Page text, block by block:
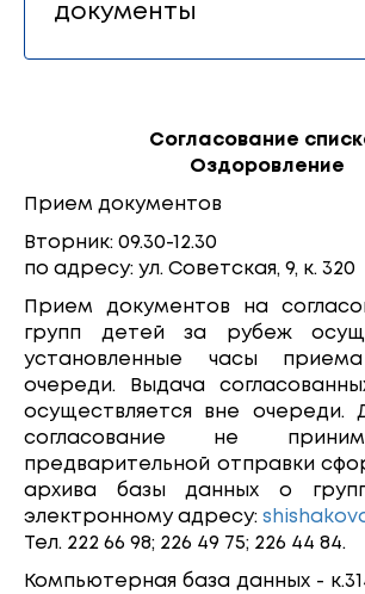
документы
Согласование
Оздоровление
Прием документов
Вторник: 09.30-12.30
по адресу: ул. Советская, 9, к. 320
Прием документов на
групп детей за рубеж
установленные часы
очереди. Выдача
осуществляется вне очереди.
согласование не
предварительной отправки
архива базы данных о
электронному адресу:
Тел. 222 66 98; 226 49 75; 226 44 84.
Компьютерная база данных -